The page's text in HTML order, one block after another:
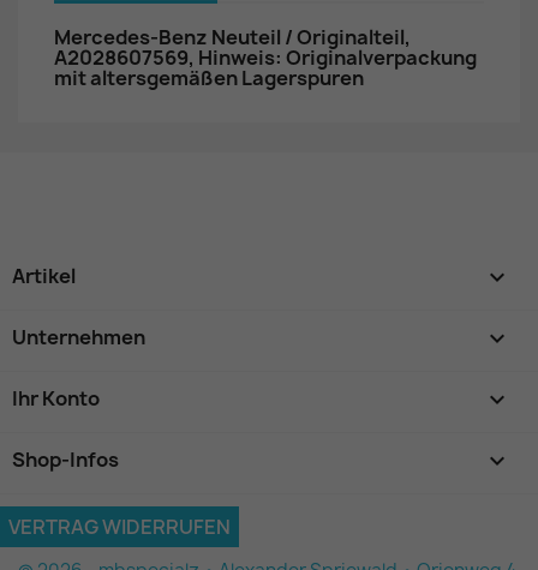
Mercedes-Benz Neuteil / Originalteil,
A2028607569, Hinweis: Originalverpackung
mit altersgemäßen Lagerspuren
Artikel 
Unternehmen 
Ihr Konto 
Shop-Infos keyboard_arrow_down
VERTRAG WIDERRUFEN